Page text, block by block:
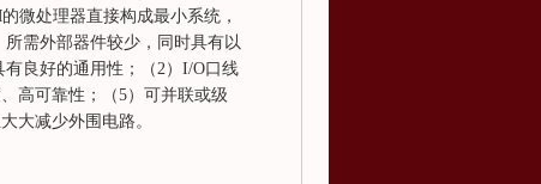
微处理器直接构成最小系统，
需外部器件较少，同时具有以
良好的通用性；（2）I/O口线
高可靠性；（5）可并联或级
大减少外围电路。